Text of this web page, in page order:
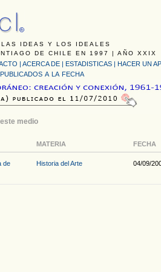
IDEAS Y LOS IDEALES
DE CHILE EN 1997 | AÑO XXIX
| ACERCA DE | ESTADISTICAS | HACER UN
A LA FECHA
medio
MATERIA FECHA
de
Historia del Arte 04/09/